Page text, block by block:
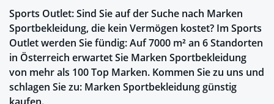
Sports Outlet: Sind Sie auf der Suche nach Marken
Sportbekleidung, die kein Vermögen kostet? Im Sports
Outlet werden Sie fündig: Auf 7000 m² an 6 Standorten
in Österreich erwartet Sie Marken Sportbekleidung
von mehr als 100 Top Marken. Kommen Sie zu uns und
schlagen Sie zu: Marken Sportbekleidung günstig